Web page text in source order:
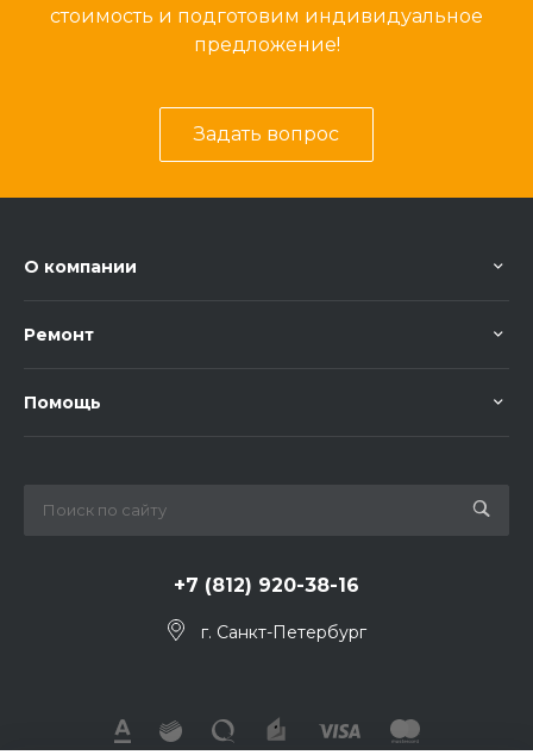
стоимость и подготовим индивидуальное
предложение!
Задать вопрос
О компании
Ремонт
Помощь
+7 (812) 920-38-16
г. Санкт-Петербург